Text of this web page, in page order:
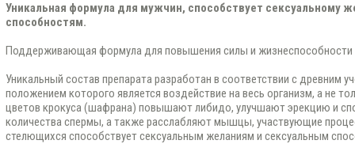
Уникальная формула для мужчин, способствует сексуальному
способностям.
Поддерживающая формула для повышения силы и жизнеспособности
Уникальный состав препарата разработан в соответствии с
положением которого является воздействие на весь организм, а не
цветов крокуса (шафрана) повышают либидо, улучшают эрекцию и
количества спермы, а также расслабляют мышцы, участвующие
стелющихся способствует сексуальным желаниям и сексуальным